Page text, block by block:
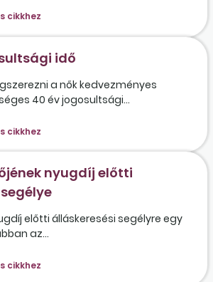
cikkhez
idő
a nők kedvezményes
40 év jogosultsági...
cikkhez
nyugdíj előtti
előtti álláskeresési segélyre egy
az...
cikkhez